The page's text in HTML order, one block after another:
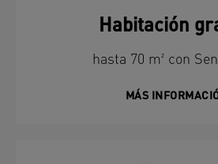
Habitación
hasta 70 m² con
MÁS